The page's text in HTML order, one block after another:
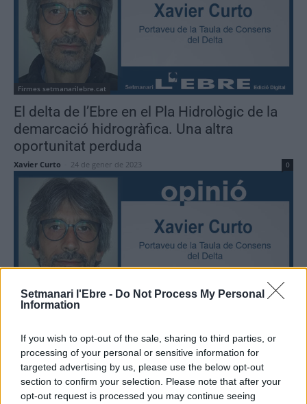
Setmanari l'Ebre - Do Not Process My Personal
Information
If you wish to opt-out of the sale, sharing to third parties, or
processing of your personal or sensitive information for
targeted advertising by us, please use the below opt-out
section to confirm your selection. Please note that after your
opt-out request is processed you may continue seeing
Firmes setmanarilebre.cat
El delta de l’Ebre en el Pla Hidrològic de la
demarcació hidrogràfica. Una altra
oportunitat perduda
Xavier Curto 24 de gener de 2023 0
Firmes setmanarilebre.cat
Xavier Curto 7 de març de 2023